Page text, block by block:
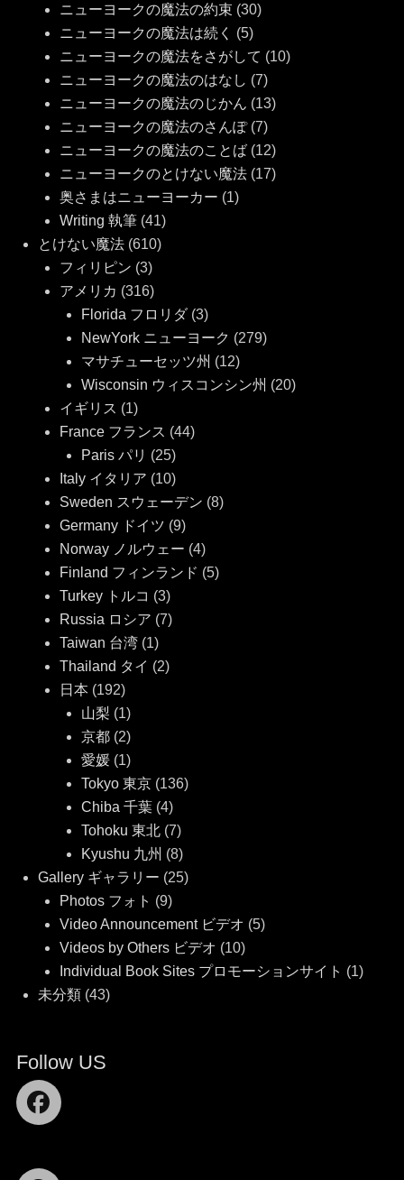
ニューヨークの魔法の約束 (30)
ニューヨークの魔法は続く
(5)
ニューヨークの魔法をさがして (10)
ニューヨークの魔法のはなし (7)
ニューヨークの魔法のじかん (13)
ニューヨークの魔法のさんぽ(7)
ニューヨークの魔法のことば(12)
ニューヨークのとけない魔法(17)
奥さまはニューヨーカー (1)
Writing 執筆(41)
とけない魔法(610)
フィリピン (3)
アメリカ (316)
Florida フロリダ(3)
NewYork ニューヨーク (279)
マサチューセッツ州 (12)
Wisconsin ウィスコンシン州 (20)
イギリス (1)
France フランス (44)
Paris パリ (25)
Italy イタリア (10)
Sweden スウェーデン (8)
Germany ドイツ (9)
Norway ノルウェー (4)
Finland フィンランド (5)
Turkey トルコ (3)
Russia ロシア (7)
Taiwan 台湾(1)
Thailand タイ (2)
日本 (192)
山梨 (1)
京都(2)
愛媛(1)
Tokyo 東京(136)
Chiba 千葉(4)
Tohoku 東北(7)
Kyushu 九州 (8)
Gallery ギャラリー (25)
Photos フォト (9)
Video Announcement ビデオ (5)
Videos by Others ビデオ (10)
Individual Book Sites プロモーションサイト (1)
未分類(43)
Follow US
Facebook